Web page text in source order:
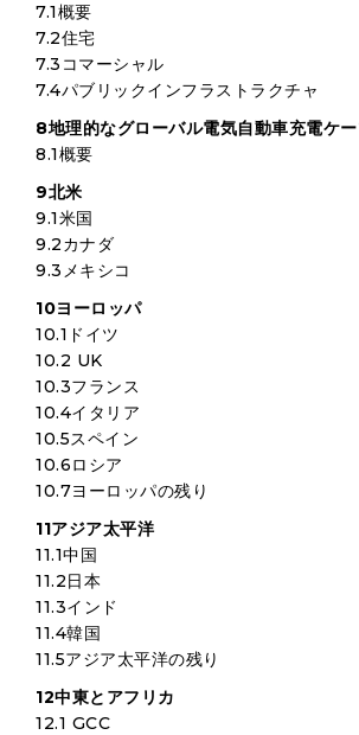
7.1概要
7.2住宅
7.3コマーシャル
7.4パブリックインフラストラクチャ
8地理的なグローバル電気自動車充電ケ
8.1概要
9北米
9.1米国
9.2カナダ
9.3メキシコ
10ヨーロッパ
10.1ドイツ
10.2 UK
10.3フランス
10.4イタリア
10.5スペイン
10.6ロシア
10.7ヨーロッパの残り
11アジア太平洋
11.1中国
11.2日本
11.3インド
11.4韓国
11.5アジア太平洋の残り
12中東とアフリカ
12.1 GCC